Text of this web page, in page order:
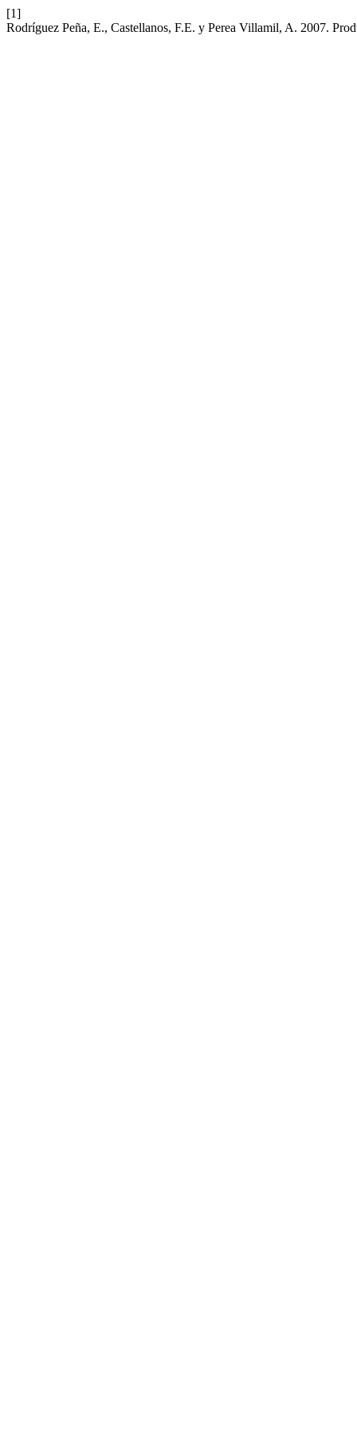
[1]
Rodríguez Peña, E., Castellanos, F.E. y Perea Villamil, A. 2007.